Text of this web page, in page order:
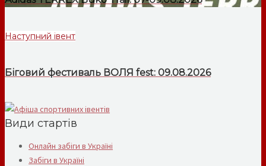
Наступний івент
Біговий фестиваль ВОЛЯ fest: 09.08.2026
Види стартів
Онлайн забіги в Україні
Забіги в Україні